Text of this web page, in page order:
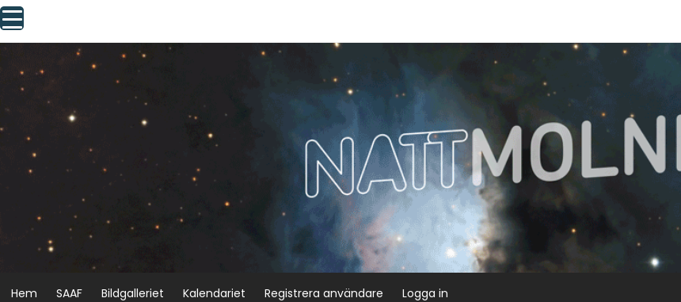
Skip
to
content
Hem SAAF Bildgalleriet Kalendariet Registrera användare Logga in